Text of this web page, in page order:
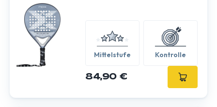
Mittelstufe Kontrolle
84,90 €